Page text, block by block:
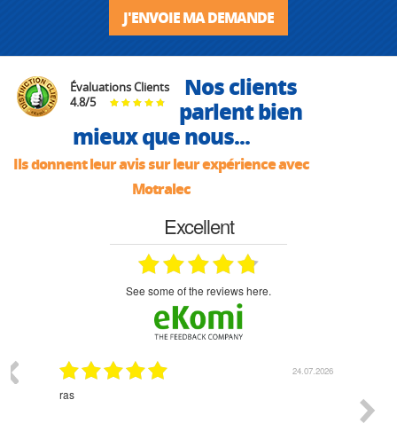
J'ENVOIE MA DEMANDE
Évaluations Clients
4.8/5
Nos clients
parlent bien
mieux que nous...
Ils donnent leur avis sur leur expérience avec
Motralec
Excellent
see some of the reviews here.
24.07.2026
ras